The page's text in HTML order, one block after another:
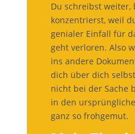
Du schreibst
konzentrierst, weil
genialer Einfall für
geht verloren. Also
ins andere
dich über dich
nicht bei der Sache
in den
ganz so frohgemut.